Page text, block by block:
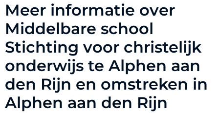
Meer informatie over
Middelbare school
Stichting voor christelijk
onderwijs te Alphen aan
den Rijn en omstreken in
Alphen aan den Rijn